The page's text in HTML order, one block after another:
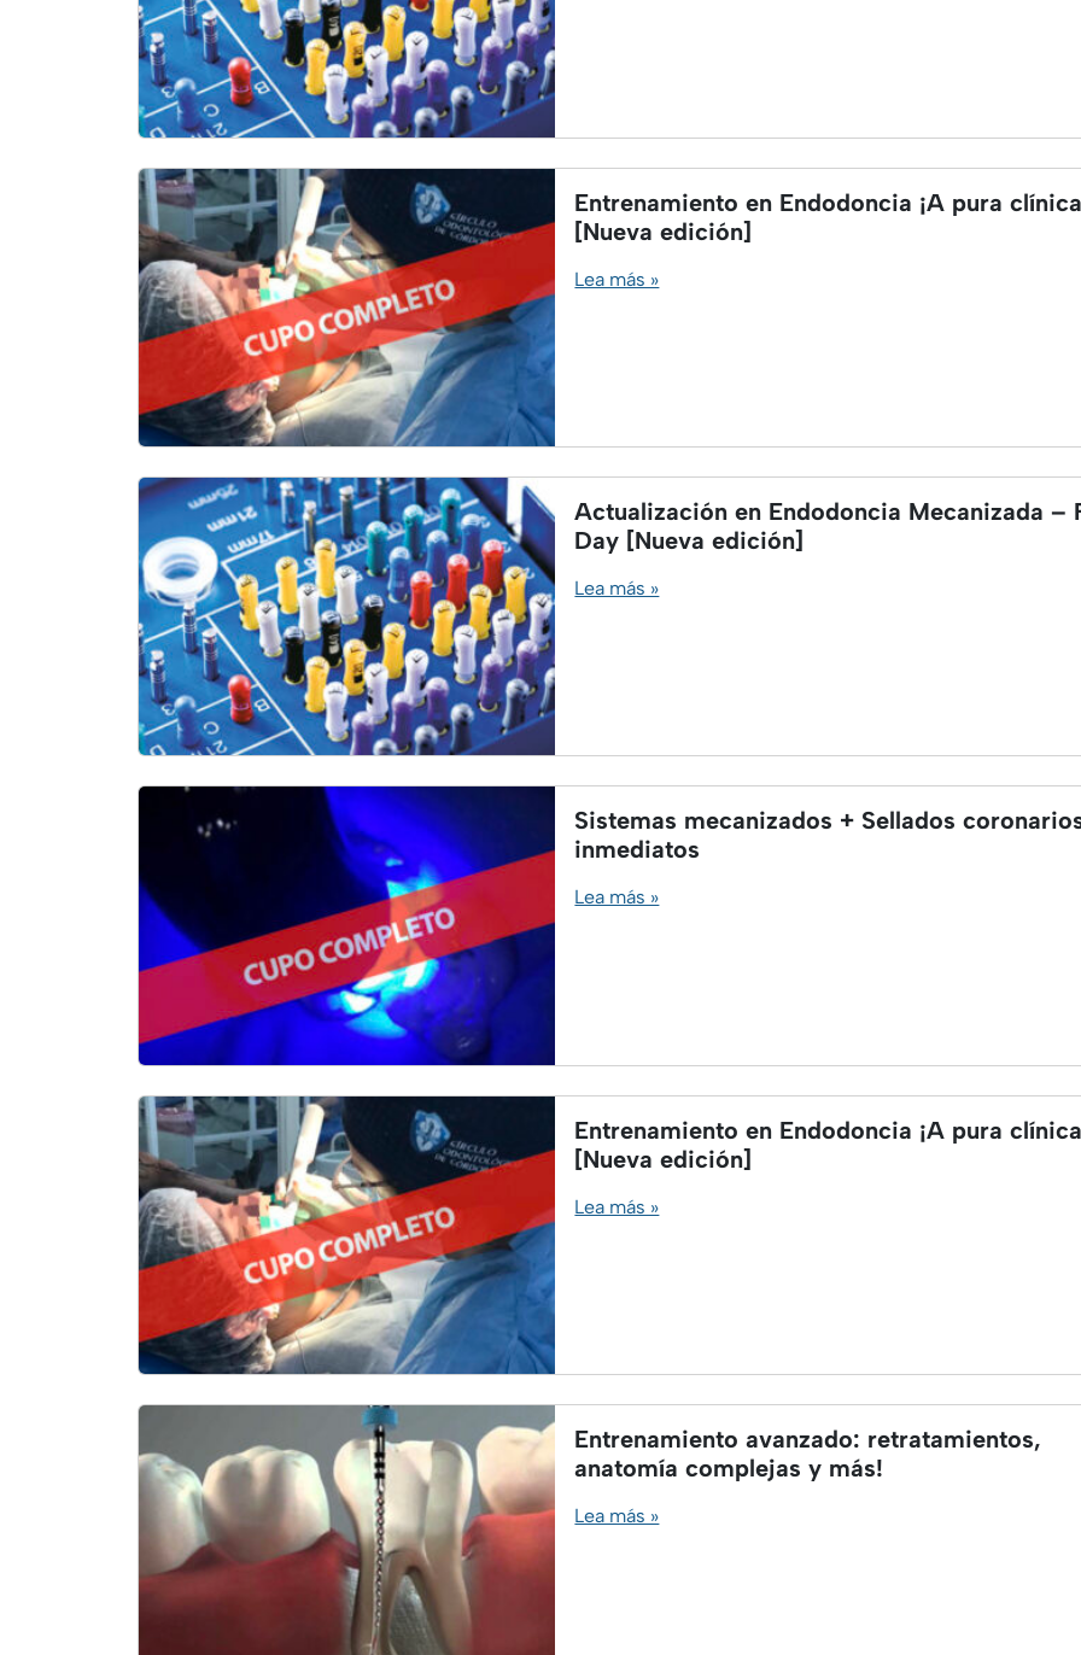
Entrenamiento en Endodoncia ¡A pura
[Nueva edición]
Lea más »
Actualización en Endodoncia Mecanizada –
Day [Nueva edición]
Lea más »
Sistemas mecanizados + Sellados
inmediatos
Lea más »
Entrenamiento en Endodoncia ¡A pura
[Nueva edición]
Lea más »
Entrenamiento avanzado: retratamientos,
anatomía complejas y más!
Lea más »